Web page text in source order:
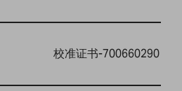
校准证书-700660290